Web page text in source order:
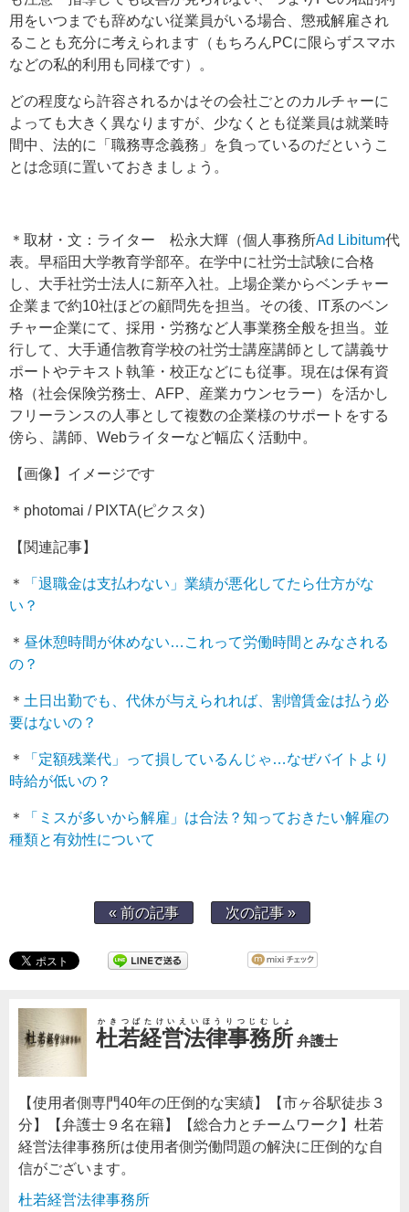
用をいつまでも辞めない従業員がいる場合、懲戒解雇され
ることも充分に考えられます（もちろんPCに限らずスマホ
などの私的利用も同様です）。
どの程度なら許容されるかはその会社ごとのカルチャーに
よっても大きく異なりますが、少なくとも従業員は就業時
間中、法的に「職務専念義務」を負っているのだというこ
とは念頭に置いておきましょう。
＊取材・文：ライター 松永大輝（個人事務所Ad Libitum代
表。早稲田大学教育学部卒。在学中に社労士試験に合格
し、大手社労士法人に新卒入社。上場企業からベンチャー
企業まで約10社ほどの顧問先を担当。その後、IT系のベン
チャー企業にて、採用・労務など人事業務全般を担当。並
行して、大手通信教育学校の社労士講座講師として講義サ
ポートやテキスト執筆・校正などにも従事。現在は保有資
格（社会保険労務士、AFP、産業カウンセラー）を活かし
フリーランスの人事として複数の企業様のサポートをする
傍ら、講師、Webライターなど幅広く活動中。
【画像】イメージです
＊photomai / PIXTA(ピクスタ)
【関連記事】
＊
「退職金は支払わない」業績が悪化してたら仕方がな
い？
＊ 昼休憩時間が休めない…これって労働時間とみなされる
の？
＊ 土日出勤でも、代休が与えられれば、割増賃金は払う必
要はないの？
＊
「定額残業代」って損しているんじゃ…なぜバイトより
時給が低いの？
＊
「ミスが多いから解雇」は合法？知っておきたい解雇の
種類と有効性について
« 前の記事 次の記事 »
杜若経営法律事務所
かきつばたけいえいほうりつじむしょ
弁護士
【使用者側専門40年の圧倒的な実績】【市ヶ谷駅徒歩３
分】【弁護士９名在籍】【総合力とチームワーク】杜若
経営法律事務所は使用者側労働問題の解決に圧倒的な自
信がございます。
杜若経営法律事務所